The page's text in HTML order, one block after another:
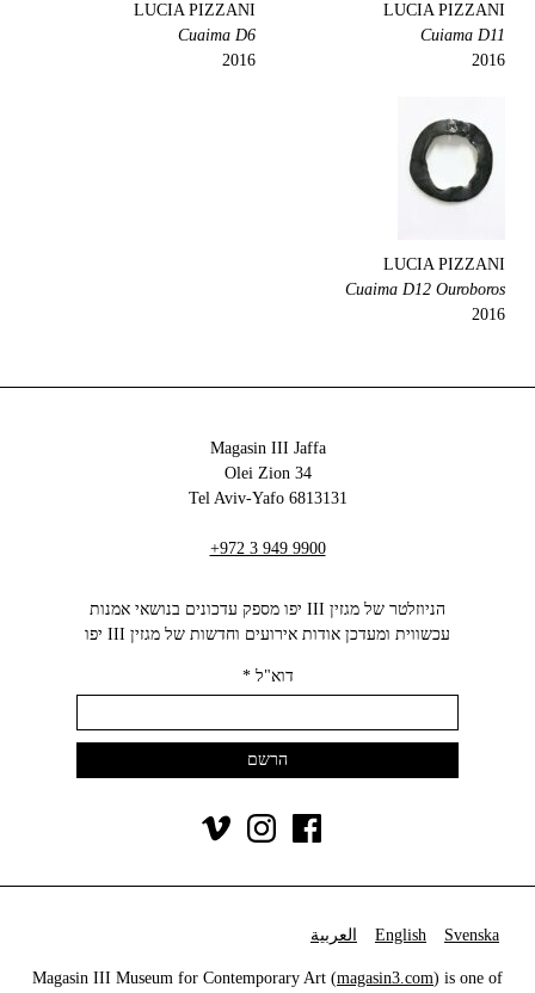
LUCIA PIZZANI
Cuiama D11
2016
LUCIA PIZZANI
Cuaima D6
2016
LUCIA PIZZANI
Cuaima D12 Ouroboros
2016
Magasin III Jaffa
34 Olei Zion
6813131 Tel Aviv-Yafo
+972 3 949 9900
הניוזלטר של מגזין III יפו מספק עדכונים בנושאי אמנות
עכשווית ומעדכן אודות אירועים וחדשות של מגזין III יפו‬
דוא"ל*
Svenska
English العربية
Magasin III Museum for Contemporary Art (magasin3.com) is one of